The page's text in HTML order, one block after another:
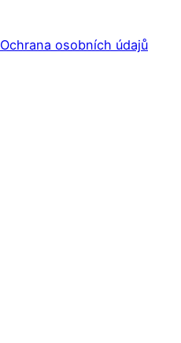
Ochrana osobních údajů